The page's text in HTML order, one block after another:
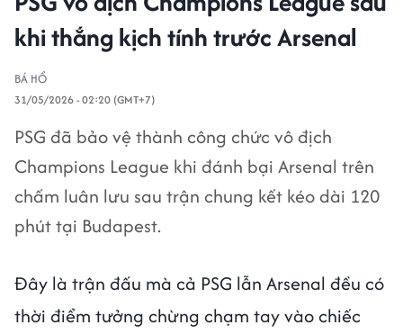
khi thắng kịch tính trước Arsenal
BÁ HỔ
31/05/2026 - 02:20 (GMT+7)
PSG đã bảo vệ thành công chức vô địch
Champions League khi đánh bại Arsenal trên
chấm luân lưu sau trận chung kết kéo dài 120
phút tại Budapest.
Đây là trận đấu mà cả PSG lẫn Arsenal đều có
thời điểm tưởng chừng chạm tay vào chiếc